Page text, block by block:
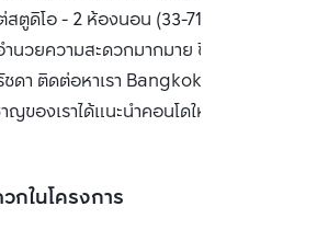
ตูดิโอ - 2 ห้องนอน (33-71.5 ตร.ม.)
วยความสะดวกมากมาย ซื้อ ขาย หรือ
ดา ติดต่อหาเรา Bangkok CitiSmart
ของเราได้แนะนำคอนโดให้กับท่าน
กในโครงการ